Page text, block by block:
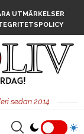
UTMÄRKELSER
sedan 2014.